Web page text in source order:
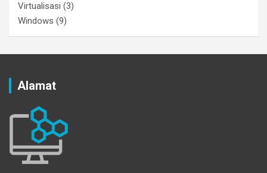
Virtualisasi (3)
Windows (9)
Alamat